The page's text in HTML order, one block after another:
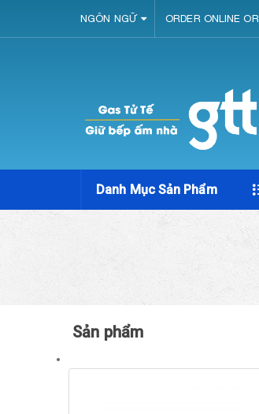
NGÔN NGỮ ORDER ONLINE
Danh Mục Sản Phẩm
Sản phẩm